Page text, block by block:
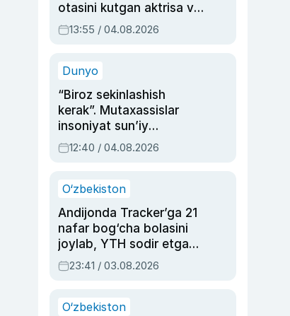
otasini kutgan aktrisa va
dublyaj ustasi Rimma
Ahmedovaning
13:55 / 04.08.2026
Dunyo
“Biroz sekinlashish
kerak”. Mutaxassislar
insoniyat sun’iy
intellektni boshqara
olmay qolishidan xavotir
12:40 / 04.08.2026
O‘zbekiston
Andijonda Tracker’ga 21
nafar bog‘cha bolasini
joylab, YTH sodir etgan
ayolga sud hukmi o‘qildi
23:41 / 03.08.2026
O‘zbekiston